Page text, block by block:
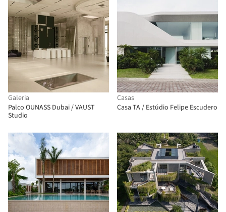
Galeria
Palco OUNASS Dubai / VAUST
Studio
Casas
Casa TA / Estúdio Felipe Escudero